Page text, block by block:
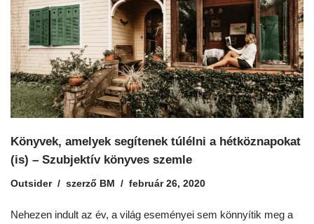
Könyvek, amelyek segítenek túlélni a hétköznapokat
(is) – Szubjektív könyves szemle
Outsider szerző BM február 26, 2020
Nehezen indult az év, a világ eseményei sem könnyítik meg a